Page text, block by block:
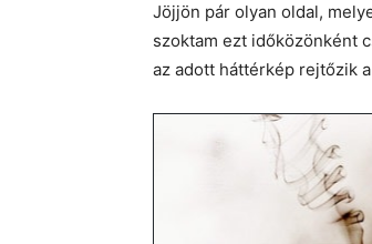
Jöjjön pár olyan oldal,
szoktam ezt időközönként
az adott háttérkép rejtőzik